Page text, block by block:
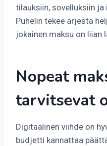
tilauksiin, sovelluksiin
Puhelin tekee arjesta
jokainen maksu on liian
Nopeat
tarvitsevat
Digitaalinen viihde on
budjetti kannattaa